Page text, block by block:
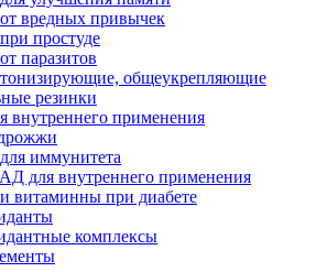
вредных привычек
простуде
паразитов
общеукрепляющие
резинки
внутреннего применения
иммунитета
для внутреннего применения
витаминны при диабете
комплексы